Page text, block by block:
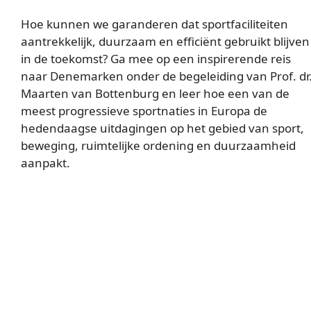
Hoe kunnen we garanderen dat sportfaciliteiten
aantrekkelijk, duurzaam en efficiënt gebruikt blijven
in de toekomst? Ga mee op een inspirerende reis
naar Denemarken onder de begeleiding van Prof.
Maarten van Bottenburg en leer hoe een van de
meest progressieve sportnaties in Europa de
hedendaagse uitdagingen op het gebied van sport,
beweging, ruimtelijke ordening en duurzaamheid
aanpakt.